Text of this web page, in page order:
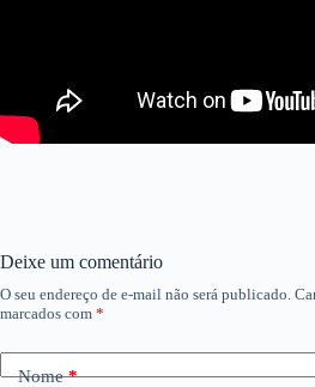
Deixe um comentário
O seu endereço de e-mail não será publicado.
marcados com *
Nome*